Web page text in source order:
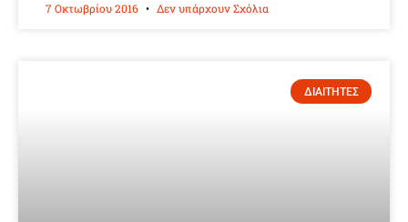
7 Οκτωβρίου 2016 Δεν υπάρχουν Σχόλια
ΔΙΑΙΤΗΤΕΣ